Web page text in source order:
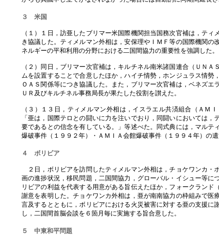
３ 米国
（１）１日，訪亜したブリマー米国際機関担当国務次官補は，テ
き協議した。ティメルマン外相は，安保理やＩＭＦ等の国際機関
ネルギーの平和利用の分野における二国間協力の重要性を強調した。
（２）同日，ブリマー次官補は，キルチネル南米諸国連合（ＵＮ
ムを設置することで合意したほか，ハイチ情勢，ホンジュラス情
ＯＡＳ関係等につき協議した。また，ブリマー次官補は，ベネズ
ＵＲ及びキルチネル事務局長が果たした役割を讃えた。
（３）１３日，ティメルマン外相は，イスラエル共済組合（ＡＭ
「亜は，国際テロとの闘いに力を注いでおり，同闘いにおいては
要であるとの信念を有している。」等述べた。同式典には，マル
爆破事件（１９９２年）・ＡＭＩＡ会館爆破事件（１９９４年）の
４ ボリビア
２日，ボリビアを訪問したティメルマン外相は，チョケワンカ・
画の進捗状況，移民問題，二国間協力，グローバル・イシュー等
リビアの利益を代表する用意がある旨伝えたほか，フォークラン
謝意を表明した。チョケワンカ外相は，亜が南南協力の枠組みで
言及するとともに，ボリビアにおける火災被害に対する亜の支援
し，二国間首脳会談を６箇月毎に実施する旨合意した。
５ 中東和平問題